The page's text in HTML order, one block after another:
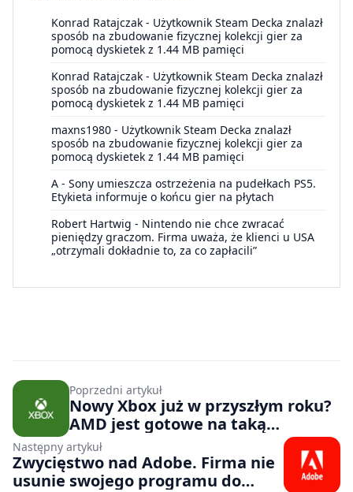
Konrad Ratajczak - Użytkownik Steam Decka znalazł
sposób na zbudowanie fizycznej kolekcji gier za
pomocą dyskietek z 1.44 MB pamięci
Konrad Ratajczak - Użytkownik Steam Decka znalazł
sposób na zbudowanie fizycznej kolekcji gier za
pomocą dyskietek z 1.44 MB pamięci
maxns1980 - Użytkownik Steam Decka znalazł
sposób na zbudowanie fizycznej kolekcji gier za
pomocą dyskietek z 1.44 MB pamięci
A - Sony umieszcza ostrzeżenia na pudełkach PS5.
Etykieta informuje o końcu gier na płytach
Robert Hartwig - Nintendo nie chce zwracać
pieniędzy graczom. Firma uważa, że klienci u USA
„otrzymali dokładnie to, za co zapłacili”
Poprzedni artykuł
Nowy Xbox już w przyszłym roku?
AMD jest gotowe na taką
ewentualność
Następny artykuł
Zwycięstwo nad Adobe. Firma nie
usunie swojego programu do